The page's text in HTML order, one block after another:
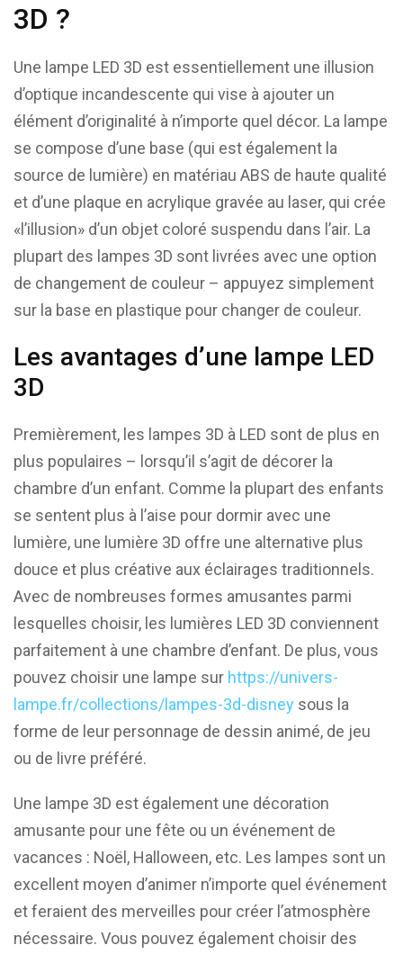
3D ?
Une lampe LED 3D est essentiellement une illusion
d’optique incandescente qui vise à ajouter un
élément d’originalité à n’importe quel décor. La lampe
se compose d’une base (qui est également la
source de lumière) en matériau ABS de haute qualité
et d’une plaque en acrylique gravée au laser, qui crée
«l’illusion» d’un objet coloré suspendu dans l’air. La
plupart des lampes 3D sont livrées avec une option
de changement de couleur – appuyez simplement
sur la base en plastique pour changer de couleur.
Les avantages d’une lampe LED
3D
Premièrement, les lampes 3D à LED sont de plus en
plus populaires – lorsqu’il s’agit de décorer la
chambre d’un enfant. Comme la plupart des enfants
se sentent plus à l’aise pour dormir avec une
lumière, une lumière 3D offre une alternative plus
douce et plus créative aux éclairages traditionnels.
Avec de nombreuses formes amusantes parmi
lesquelles choisir, les lumières LED 3D conviennent
parfaitement à une chambre d’enfant. De plus, vous
pouvez choisir une lampe sur https://univers-
lampe.fr/collections/lampes-3d-disney sous la
forme de leur personnage de dessin animé, de jeu
ou de livre préféré.
Une lampe 3D est également une décoration
amusante pour une fête ou un événement de
vacances : Noël, Halloween, etc. Les lampes sont un
excellent moyen d’animer n’importe quel événement
et feraient des merveilles pour créer l’atmosphère
nécessaire. Vous pouvez également choisir des